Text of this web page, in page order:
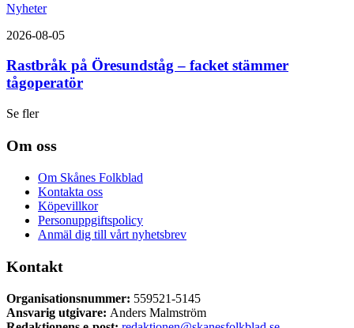
Nyheter
2026-08-05
Rastbråk på Öresundståg – facket stämmer
tågoperatör
Se fler
Om oss
Om Skånes Folkblad
Kontakta oss
Köpevillkor
Personuppgiftspolicy
Anmäl dig till vårt nyhetsbrev
Kontakt
Organisationsnummer: 559521-5145
Ansvarig utgivare: Anders Malmström